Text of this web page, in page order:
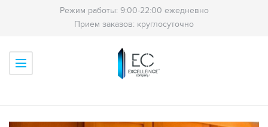
Режим работы: 9:00-22:00 ежедневно
Прием заказов: круглосуточно